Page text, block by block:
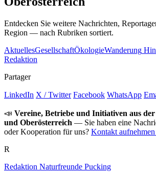
Entdecken Sie weitere Nachrichten,
Region — nach Rubriken sortiert.
AktuellesGesellschaftÖkologieWanderung
Redaktion
Partager
LinkedIn X / Twitter Facebook WhatsApp
📣 Vereine, Betriebe und Initiativen aus
und Oberösterreich — Sie haben eine
oder Kooperation für uns? Kontakt
R
Redaktion Naturfreunde Pucking